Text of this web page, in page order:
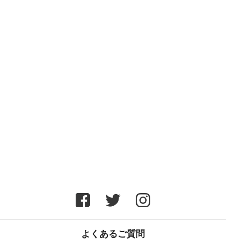
よくあるご質問